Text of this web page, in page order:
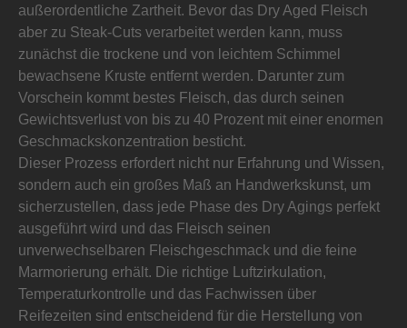
außerordentliche Zartheit. Bevor das Dry Aged Fleisch
aber zu Steak-Cuts verarbeitet werden kann, muss
zunächst die trockene und von leichtem Schimmel
bewachsene Kruste entfernt werden. Darunter zum
Vorschein kommt bestes Fleisch, das durch seinen
Gewichtsverlust von bis zu 40 Prozent mit einer enormen
Geschmackskonzentration besticht.
Dieser Prozess erfordert nicht nur Erfahrung und Wissen,
sondern auch ein großes Maß an Handwerkskunst, um
sicherzustellen, dass jede Phase des Dry Agings perfekt
ausgeführt wird und das Fleisch seinen
unverwechselbaren Fleischgeschmack und die feine
Marmorierung erhält. Die richtige Luftzirkulation,
Temperaturkontrolle und das Fachwissen über
Reifezeiten sind entscheidend für die Herstellung von